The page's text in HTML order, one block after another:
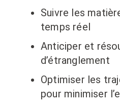
Suivre les
temps réel
Anticiper et
d’étranglement
Optimiser les
pour minimiser